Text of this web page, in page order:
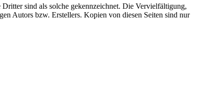
sind als solche gekennzeichnet. Die Vervielfältigung,
Autors bzw. Erstellers. Kopien von diesen Seiten sind nur